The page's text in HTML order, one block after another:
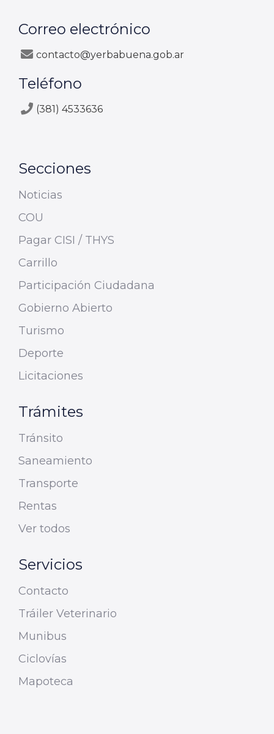
Correo electrónico
contacto@yerbabuena.gob.ar
Teléfono
(381) 4533636
Secciones
Noticias
COU
Pagar CISI / THYS
Carrillo
Participación Ciudadana
Gobierno Abierto
Turismo
Deporte
Licitaciones
Trámites
Tránsito
Saneamiento
Transporte
Rentas
Ver todos
Servicios
Contacto
Tráiler Veterinario
Munibus
Ciclovías
Mapoteca